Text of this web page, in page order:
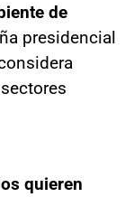
de
presidencial
quieren